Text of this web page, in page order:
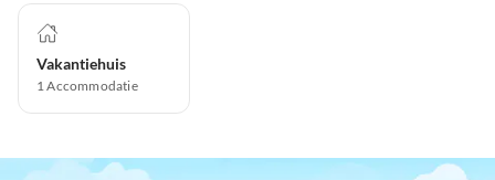
Vakantiehuis
1Accommodatie